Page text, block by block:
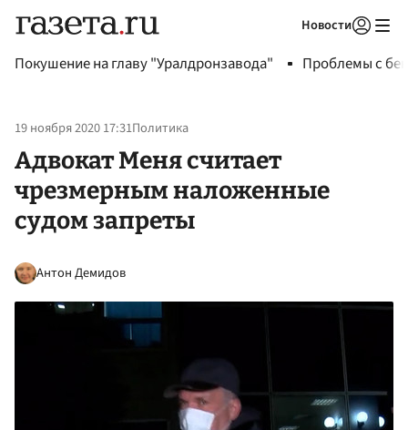
Новости
Покушение на главу "Уралдронзавода" Проблемы с
19 ноября 2020 17:31Политика
Адвокат Меня считает
чрезмерным наложенные
судом запреты
Антон Демидов